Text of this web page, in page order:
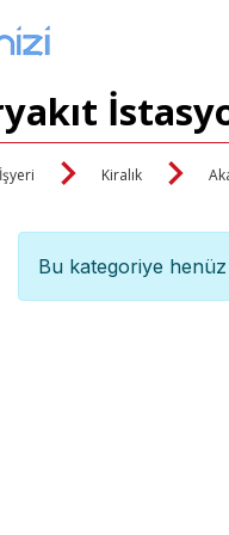
İşyeri Kiralık
Bu kategoriye